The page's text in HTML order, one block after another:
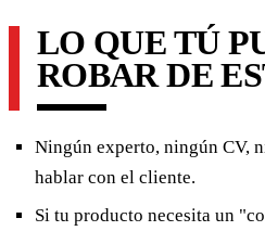
LO QUE TÚ
ROBAR DE
Ningún experto, ningún CV,
hablar con el cliente.
Si tu producto necesita un